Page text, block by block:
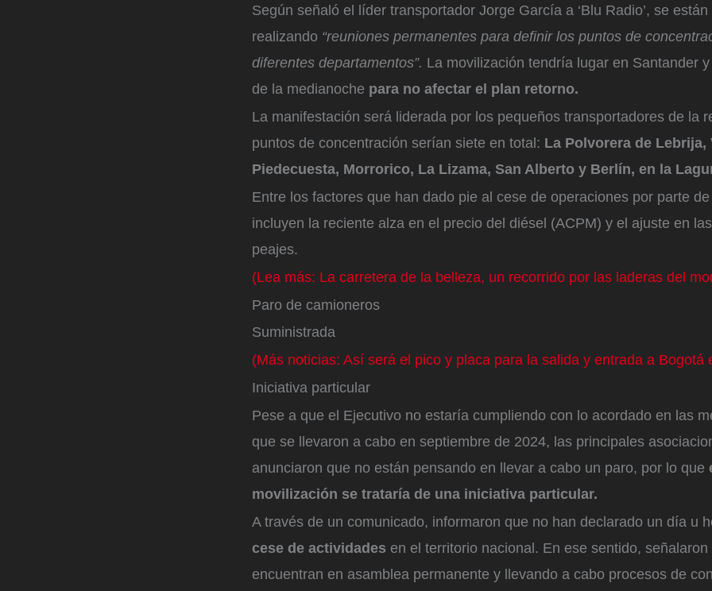
Según señaló el líder transportador Jorge García a ‘Blu Radio’, se están
realizando “reuniones permanentes para definir los puntos de
diferentes departamentos”. La movilización tendría lugar en Santander
de la medianoche para no afectar el plan retorno.
La manifestación será liderada por los pequeños transportadores de la
puntos de concentración serían siete en total: La Polvorera de Lebrija,
Piedecuesta, Morrorico, La Lizama, San Alberto y Berlín, en la
Entre los factores que han dado pie al cese de operaciones por parte
incluyen la reciente alza en el precio del diésel (ACPM) y el ajuste en
peajes.
(Lea más: La carretera de la belleza, un recorrido por las laderas del
Paro de camioneros
Suministrada
(Más noticias: Así será el pico y placa para la salida y entrada a Bogotá
Iniciativa particular
Pese a que el Ejecutivo no estaría cumpliendo con lo acordado en las
que se llevaron a cabo en septiembre de 2024, las principales
anunciaron que no están pensando en llevar a cabo un paro, por lo que
movilización se trataría de una iniciativa particular.
A través de un comunicado, informaron que no han declarado un día u
cese de actividades en el territorio nacional. En ese sentido, señalaron
encuentran en asamblea permanente y llevando a cabo procesos de